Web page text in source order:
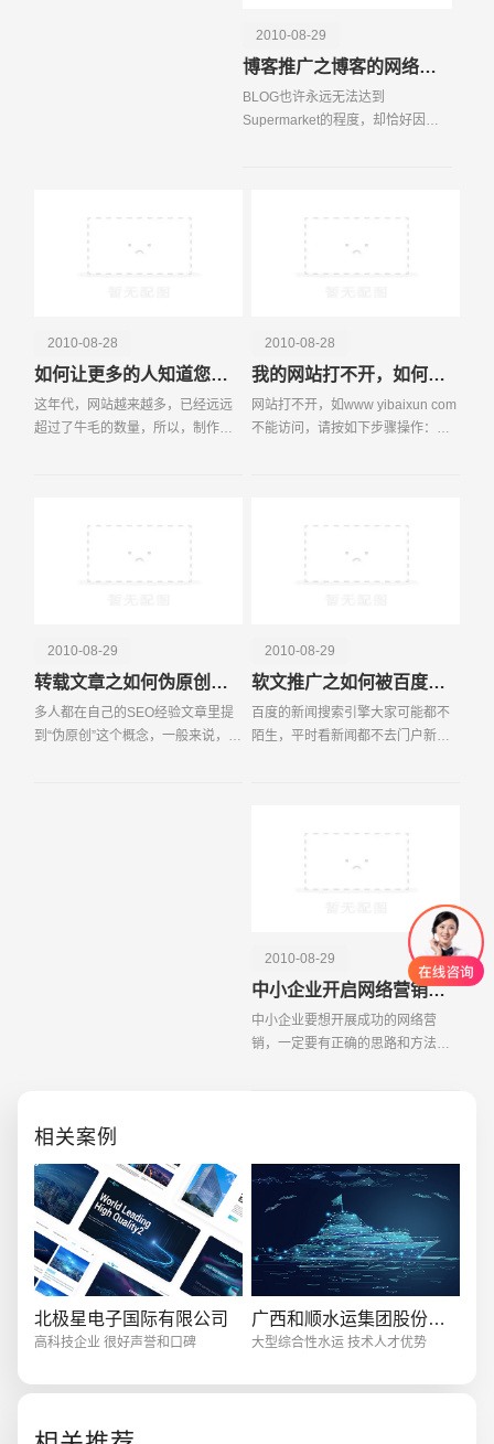
2010-08-29
博客推广之博客的网络营销法则
BLOG也许永远无法达到
Supermarket的程度，却恰好因此
2010-08-28
我的网站打不开，如何处理?
网站打不开，如www yibaixun com
不能访问，请按如下步骤操作：
2010-08-28
如何让更多的人知道您的网站
这年代，网站越来越多，已经远远
超过了牛毛的数量，所以，制作网
2010-08-29
软文推广之如何被百度新闻收录
百度的新闻搜索引擎大家可能都不
陌生，平时看新闻都不去门户新闻
2010-08-29
转载文章之如何伪原创处理？
多人都在自己的SEO经验文章里提
到“伪原创”这个概念，一般来说，无
2010-08-29
中小企业开启网络营销大门的金钥匙
中小企业要想开展成功的网络营
销，一定要有正确的思路和方法。
相关案例
北极星电子国际有限公司
高科技企业 很好声誉和口碑
广西和顺水运集团股份有限公司
大型综合性水运 技术人才优势
电话 微信号
创意品牌型网站 标准企业官网建设